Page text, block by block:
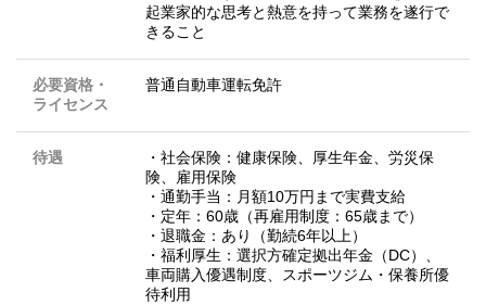
起業家的な思考と熱意を持って業務を遂行で
きること
必要資格・
ライセンス
普通自動車運転免許
待遇
・社会保険：健康保険、厚生年金、労災保
険、雇用保険
・通勤手当：月額10万円まで実費支給
・定年：60歳（再雇用制度：65歳まで）
・退職金：あり（勤続6年以上）
・福利厚生：選択方確定拠出年金（DC）、
車両購入優遇制度、スポーツジム・保養所優
待利用